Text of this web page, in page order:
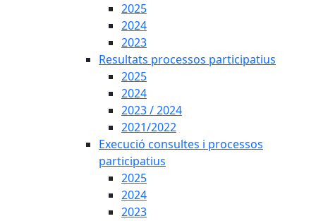
2025
2024
2023
Resultats processos participatius
2025
2024
2023 / 2024
2021/2022
Execució consultes i processos
participatius
2025
2024
2023